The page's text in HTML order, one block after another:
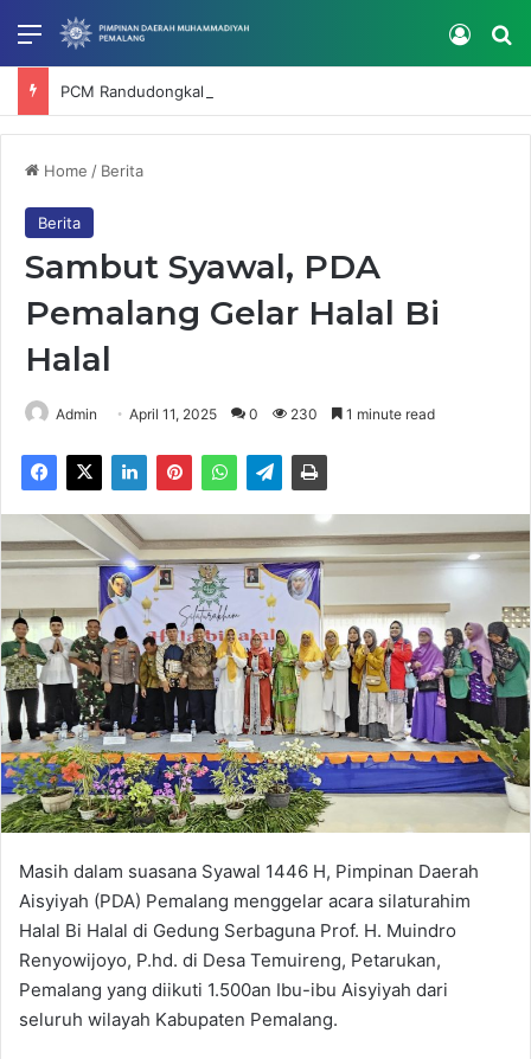
Menu Log In
Home / Berita
Berita
Sambut Syawal, PDA
Pemalang Gelar Halal Bi
Halal
Admin April 11, 2025 0 230 1 minute read
Masih dalam suasana Syawal 1446 H, Pimpinan Daerah
Aisyiyah (PDA) Pemalang menggelar acara silaturahim
Halal Bi Halal di Gedung Serbaguna Prof. H. Muindro
Renyowijoyo, P.hd. di Desa Temuireng, Petarukan,
Pemalang yang diikuti 1.500an Ibu-ibu Aisyiyah dari
seluruh wilayah Kabupaten Pemalang.